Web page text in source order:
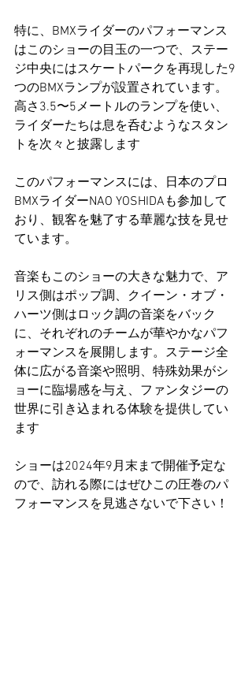
特に、BMXライダーのパフォーマンス
はこのショーの目玉の一つで、ステー
ジ中央にはスケートパークを再現した9
つのBMXランプが設置されています。
高さ3.5〜5メートルのランプを使い、
ライダーたちは息を呑むようなスタン
トを次々と披露します​
このパフォーマンスには、日本のプロ
BMXライダーNAO YOSHIDAも参加して
おり、観客を魅了する華麗な技を見せ
ています。
音楽もこのショーの大きな魅力で、ア
リス側はポップ調、クイーン・オブ・
ハーツ側はロック調の音楽をバック
に、それぞれのチームが華やかなパフ
ォーマンスを展開します。ステージ全
体に広がる音楽や照明、特殊効果がシ
ョーに臨場感を与え、ファンタジーの
世界に引き込まれる体験を提供してい
ます​
ショーは2024年9月末まで開催予定な
ので、訪れる際にはぜひこの圧巻のパ
フォーマンスを見逃さないで下さい！